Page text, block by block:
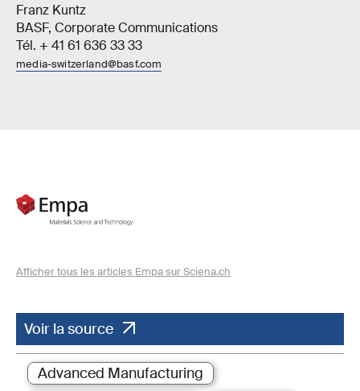
Franz Kuntz
BASF, Corporate Communications
Tél. + 41 61 636 33 33
media-switzerland@basf.com
Afficher tous les articles Empa sur Sciena.ch
Voir la source
Advanced Manufacturing